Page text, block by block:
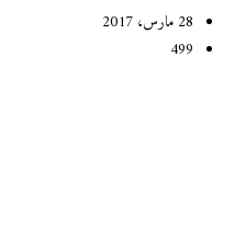
28 مارس، 2017
499